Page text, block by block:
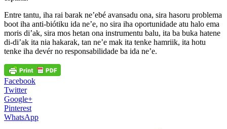
Entre tantu, iha rai barak ne’ebé avansadu ona, sira hasoru problema
boot iha anti-biótiku ida ne’e, no sira iha oportunidade atu halo ema
moris di’ak, sira mos hetan ona instrumentu balu, ita ba buka hatene
di-di’ak ita nia hakarak, tan ne’e mak ita tenke hamriik, ita hotu
tenke iha devér no responsabilidade ba ida ne’e.
Facebook
Twitter
Google+
Pinterest
WhatsApp